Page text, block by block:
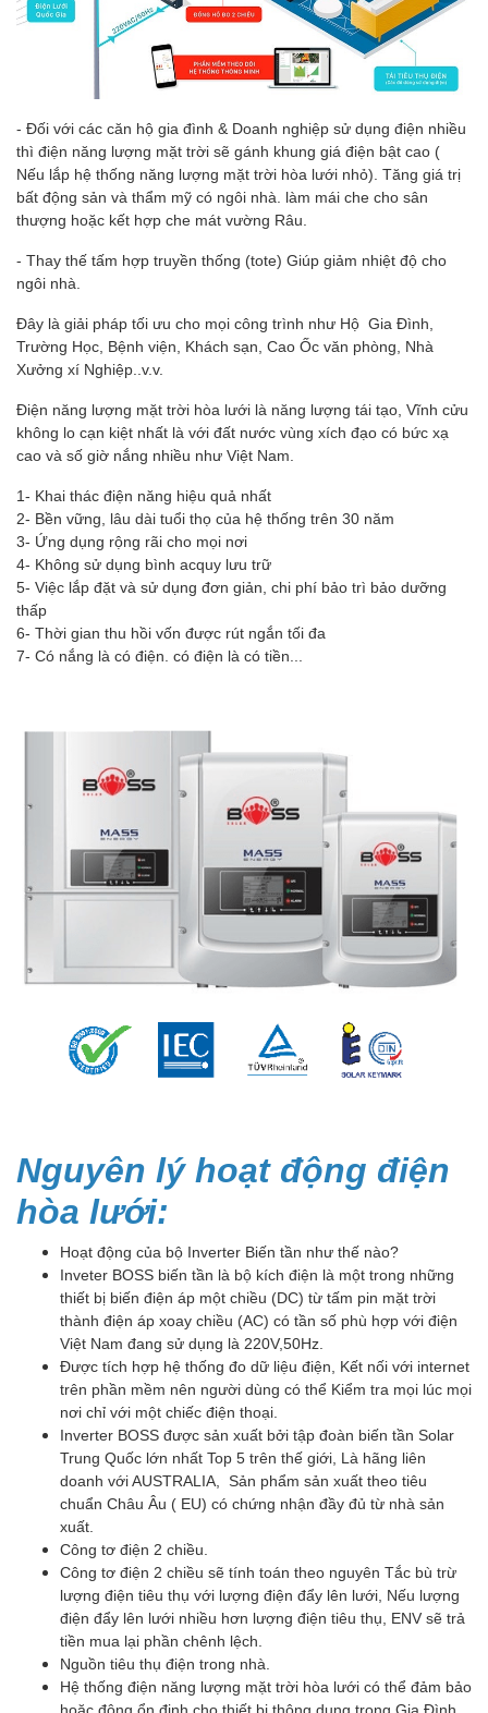
- Đối với các căn hộ gia đình & Doanh nghiệp sử dụng điện nhiều
thì điện năng lượng mặt trời sẽ gánh khung giá điện bật cao (
Nếu lắp hệ thống năng lượng mặt trời hòa lưới nhỏ). Tăng giá trị
bất động sản và thẩm mỹ có ngôi nhà. làm mái che cho sân
thượng hoặc kết hợp che mát vường Râu.
- Thay thế tấm hợp truyền thống (tote) Giúp giảm nhiệt độ cho
ngôi nhà.
Đây là giải pháp tối ưu cho mọi công trình như Hộ Gia Đình,
Trường Học, Bệnh viện, Khách sạn, Cao Ốc văn phòng, Nhà
Xưởng xí Nghiệp..v.v.
Điện năng lượng mặt trời hòa lưới là năng lượng tái tạo, Vĩnh cửu
không lo cạn kiệt nhất là với đất nước vùng xích đạo có bức xạ
cao và số giờ nắng nhiều như Việt Nam.
1- Khai thác điện năng hiệu quả nhất
2- Bền vững, lâu dài tuổi thọ của hệ thống trên 30 năm
3- Ứng dụng rộng rãi cho mọi nơi
4- Không sử dụng bình acquy lưu trữ
5- Việc lắp đặt và sử dụng đơn giản, chi phí bảo trì bảo dưỡng
thấp
6- Thời gian thu hồi vốn được rút ngắn tối đa
7- Có nắng là có điện. có điện là có tiền...
Nguyên lý hoạt động điện
hòa lưới:
Hoạt động của bộ Inverter Biến tần như thế nào?
Inveter BOSS biến tần là bộ kích điện là một trong những
thiết bị biến điện áp một chiều (DC) từ tấm pin mặt trời
thành điện áp xoay chiều (AC) có tần số phù hợp với điện
Việt Nam đang sử dụng là 220V,50Hz.
Được tích hợp hệ thống đo dữ liệu điện, Kết nối với internet
trên phần mềm nên người dùng có thể Kiểm tra mọi lúc mọi
nơi chỉ với một chiếc điện thoại.
Inverter BOSS được sản xuất bởi tập đoàn biến tần Solar
Trung Quốc lớn nhất Top 5 trên thế giới, Là hãng liên
doanh với AUSTRALIA, Sản phẩm sản xuất theo tiêu
chuẩn Châu Âu ( EU) có chứng nhận đầy đủ từ nhà sản
xuất.
Công tơ điện 2 chiều.
Công tơ điện 2 chiều sẽ tính toán theo nguyên Tắc bù trừ
lượng điện tiêu thụ với lượng điện đẩy lên lưới, Nếu lượng
điện đẩy lên lưới nhiều hơn lượng điện tiêu thụ, ENV sẽ trả
tiền mua lại phần chênh lệch.
Nguồn tiêu thụ điện trong nhà.
Hệ thống điện năng lượng mặt trời hòa lưới có thể đảm bảo